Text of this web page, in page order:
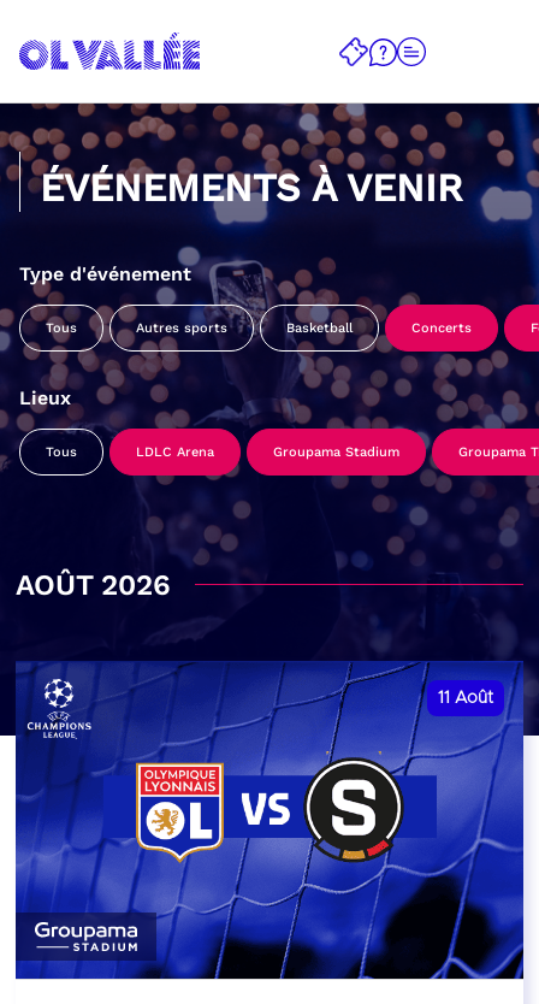
ÉVÉNEMENTS À VENIR
Type d'événement
Tous Autres sports Basketball Concerts
Lieux
Tous LDLC Arena Groupama Stadium Groupama
AOÛT 2026
11 Août